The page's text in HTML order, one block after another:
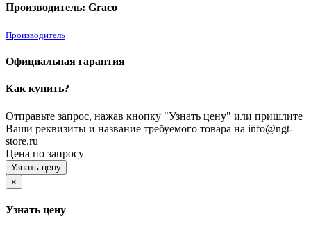
Производитель: Graco
Производитель
Официальная гарантия
Как купить?
Отправьте запрос, нажав кнопку "Узнать цену" или пришлите
Ваши реквизиты и название требуемого товара на info@ngt-
store.ru
Цена по запросу
Узнать цену
×
Узнать цену